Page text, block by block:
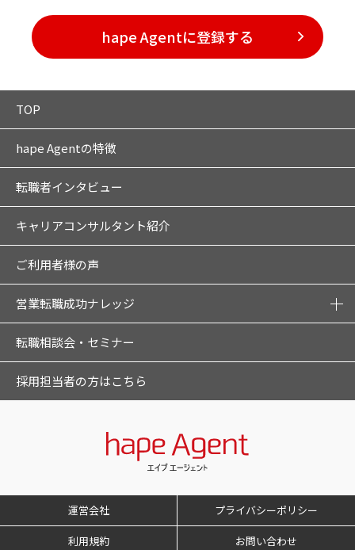
hape Agentに登録する
TOP
hape Agentの特徴
転職者インタビュー
キャリアコンサルタント紹介
ご利用者様の声
営業転職成功ナレッジ
転職相談会・セミナー
採用担当者の方はこちら
運営会社 プライバシーポリシー
利用規約 お問い合わせ